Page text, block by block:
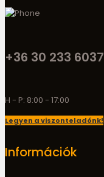
+36 30 233 6037
H - P: 8:00 - 17:00
Legyen a viszonteladónk!
Információk